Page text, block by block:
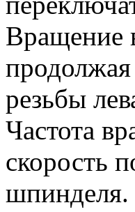
Вращение
продолжая
резьбы
Частота
скорость
шпинделя.